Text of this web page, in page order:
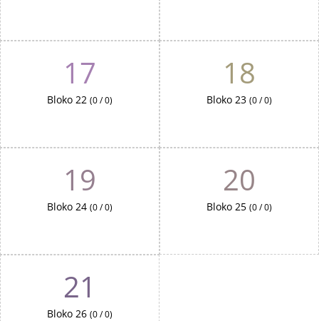
17
Bloko 22 (0 / 0)
18
Bloko 23 (0 / 0)
19
Bloko 24 (0 / 0)
20
Bloko 25 (0 / 0)
21
Bloko 26 (0 / 0)